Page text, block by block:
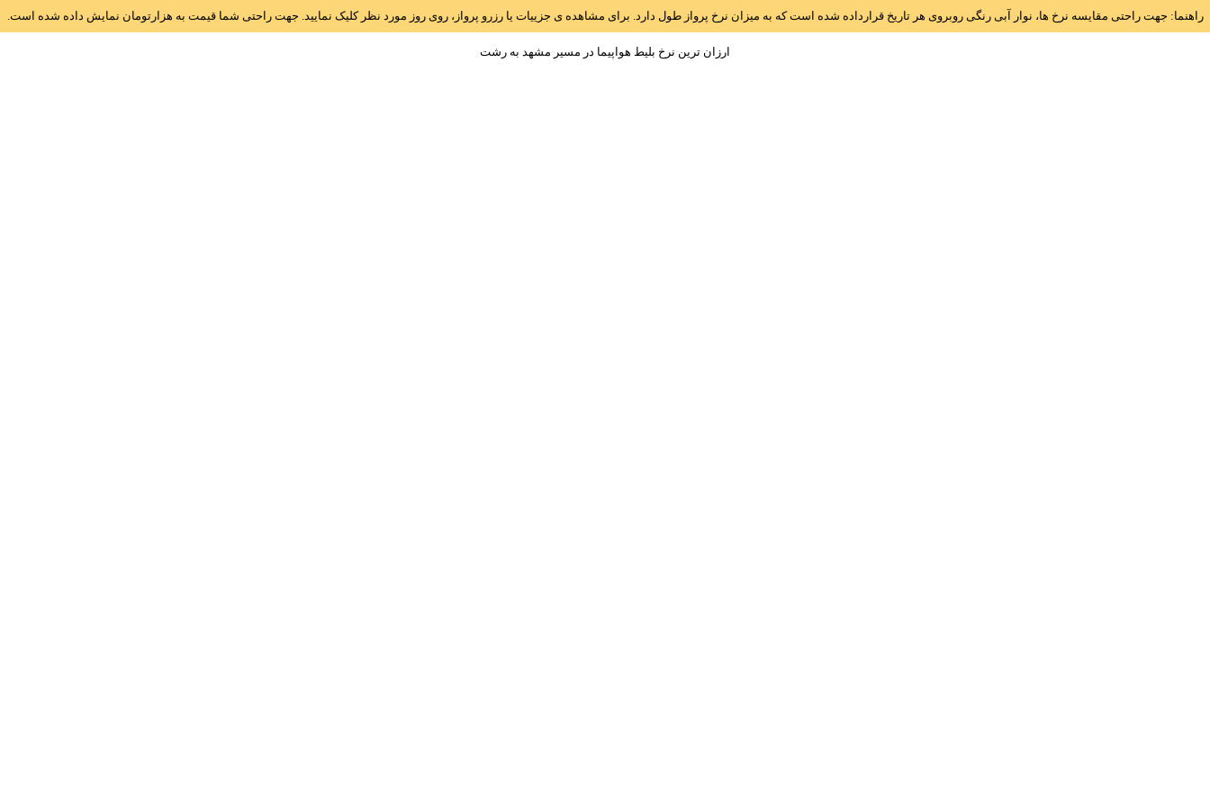
راهنما: جهت راحتی مقایسه نرخ ها، نوار آبی رنگی روبروی هر تاریخ قرارداده شده است که به میزان نرخ پرواز طول دارد. برای مشاهده ی جزییات یا رزرو پرواز، روی روز مورد نظر کلیک نمایید. جهت راحتی شما قیمت به هزارتومان نمایش داده شده است.
ارزان ترین نرخ بلیط هواپیما در مسیر مشهد به رشت